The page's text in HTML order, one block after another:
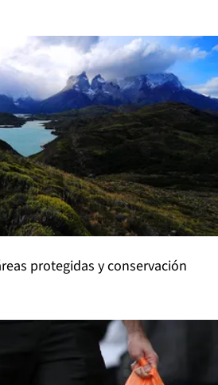
protegidas y conservación